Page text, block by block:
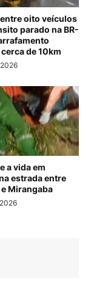
oito veículos
parado na BR-
de 10km
a vida em
estrada entre
Mirangaba